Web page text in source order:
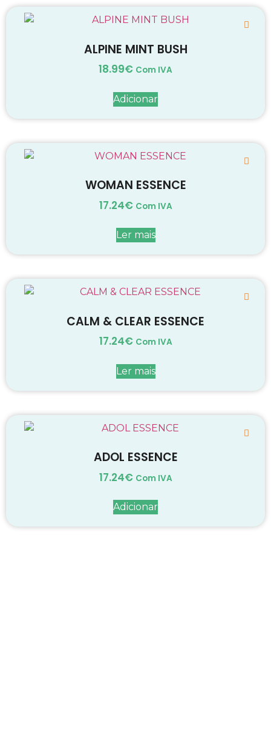
ALPINE MINT BUSH
18.99€ Com IVA
Adicionar
WOMAN ESSENCE
17.24€ Com IVA
Ler mais
CALM & CLEAR ESSENCE
17.24€ Com IVA
Ler mais
ADOL ESSENCE
17.24€ Com IVA
Adicionar